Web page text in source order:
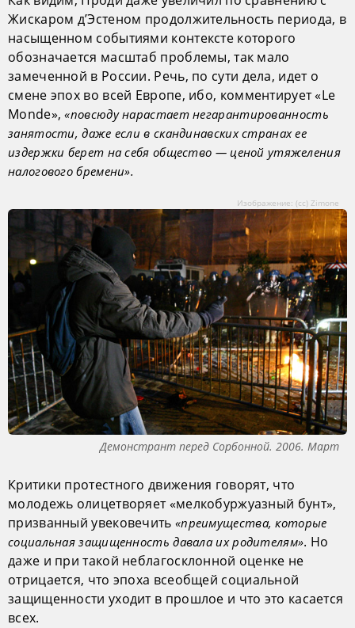
Жискаром д’Эстеном продолжительность периода, в
насыщенном событиями контексте которого
обозначается масштаб проблемы, так мало
замеченной в России. Речь, по сути дела, идет о
смене эпох во всей Европе, ибо, комментирует «Le
Monde»,«повсюду нарастает негарантированность
занятости, даже если в скандинавских странах ее
издержки берет на себя общество — ценой утяжеления
налогового бремени».
Изображение: (сс) Zimone
Демонстрант перед Сорбонной. 2006. Март
Критики протестного движения говорят, что
молодежь олицетворяет «мелкобуржуазный бунт»,
призванный увековечить «преимущества, которые
социальная защищенность давала их родителям». Но
даже и при такой неблагосклонной оценке не
отрицается, что эпоха всеобщей социальной
защищенности уходит в прошлое и что это касается
всех.